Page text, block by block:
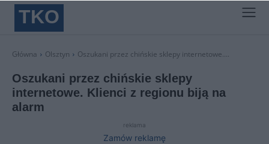
TKO
Główna Olsztyn Oszukani przez chińskie sklepy internetowe....
Oszukani przez chińskie sklepy
internetowe. Klienci z regionu biją na
alarm
reklama
Zamów reklamę